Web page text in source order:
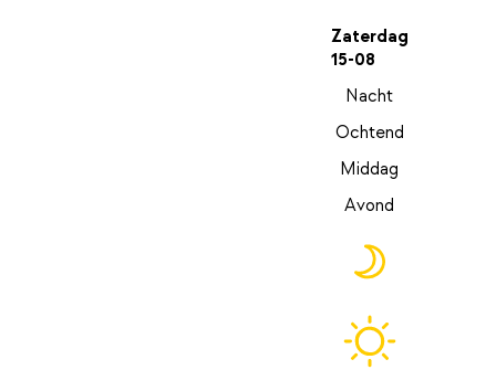
Zaterdag
15-08
Nacht
Ochtend
Middag
Avond